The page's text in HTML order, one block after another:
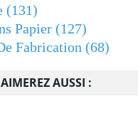
AUSSI :
(131)
Papier (127)
Fabrication (68)